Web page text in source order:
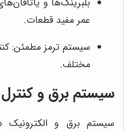
عمر مفید قطعات.
سیستم ترمز مطمئن:
مختلف.
سیستم برق و کنترل
سیستم برق و الکترونیک